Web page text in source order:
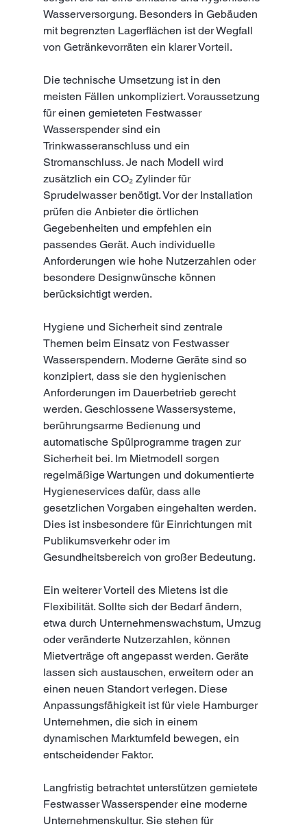
Wasserversorgung. Besonders in Gebäuden
mit begrenzten Lagerflächen ist der Wegfall
von Getränkevorräten ein klarer Vorteil.
Die technische Umsetzung ist in den
meisten Fällen unkompliziert. Voraussetzung
für einen gemieteten Festwasser
Wasserspender sind ein
Trinkwasseranschluss und ein
Stromanschluss. Je nach Modell wird
zusätzlich ein CO₂ Zylinder für
Sprudelwasser benötigt. Vor der Installation
prüfen die Anbieter die örtlichen
Gegebenheiten und empfehlen ein
passendes Gerät. Auch individuelle
Anforderungen wie hohe Nutzerzahlen oder
besondere Designwünsche können
berücksichtigt werden.
Hygiene und Sicherheit sind zentrale
Themen beim Einsatz von Festwasser
Wasserspendern. Moderne Geräte sind so
konzipiert, dass sie den hygienischen
Anforderungen im Dauerbetrieb gerecht
werden. Geschlossene Wassersysteme,
berührungsarme Bedienung und
automatische Spülprogramme tragen zur
Sicherheit bei. Im Mietmodell sorgen
regelmäßige Wartungen und dokumentierte
Hygieneservices dafür, dass alle
gesetzlichen Vorgaben eingehalten werden.
Dies ist insbesondere für Einrichtungen mit
Publikumsverkehr oder im
Gesundheitsbereich von großer Bedeutung.
Ein weiterer Vorteil des Mietens ist die
Flexibilität. Sollte sich der Bedarf ändern,
etwa durch Unternehmenswachstum, Umzug
oder veränderte Nutzerzahlen, können
Mietverträge oft angepasst werden. Geräte
lassen sich austauschen, erweitern oder an
einen neuen Standort verlegen. Diese
Anpassungsfähigkeit ist für viele Hamburger
Unternehmen, die sich in einem
dynamischen Marktumfeld bewegen, ein
entscheidender Faktor.
Langfristig betrachtet unterstützen gemietete
Festwasser Wasserspender eine moderne
Unternehmenskultur. Sie stehen für